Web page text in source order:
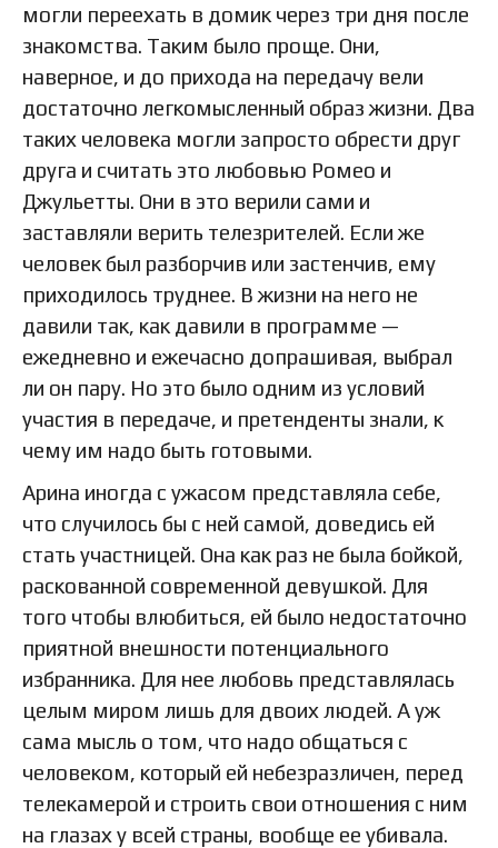
могли переехать в домик через три дня после
знакомства. Таким было проще. Они,
наверное, и до прихода на передачу вели
достаточно легкомысленный образ жизни. Два
таких человека могли запросто обрести друг
друга и считать это любовью Ромео и
Джульетты. Они в это верили сами и
заставляли верить телезрителей. Если же
человек был разборчив или застенчив, ему
приходилось труднее. В жизни на него не
давили так, как давили в программе —
ежедневно и ежечасно допрашивая, выбрал
ли он пару. Но это было одним из условий
участия в передаче, и претенденты знали, к
чему им надо быть готовыми.
Арина иногда с ужасом представляла себе,
что случилось бы с ней самой, доведись ей
стать участницей. Она как раз не была бойкой,
раскованной современной девушкой. Для
того чтобы влюбиться, ей было недостаточно
приятной внешности потенциального
избранника. Для нее любовь представлялась
целым миром лишь для двоих людей. А уж
сама мысль о том, что надо общаться с
человеком, который ей небезразличен, перед
телекамерой и строить свои отношения с ним
на глазах у всей страны, вообще ее убивала.